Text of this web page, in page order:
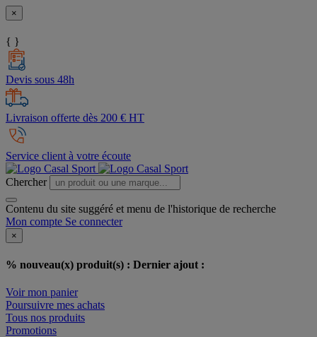
×
{ }
Devis sous 48h
Livraison offerte dès 200 € HT
Service client à votre écoute
Chercher
Contenu du site suggéré et menu de l'historique de recherche
Mon compte Se connecter
×
% nouveau(x) produit(s) : Dernier ajout :
Voir mon panier
Poursuivre mes achats
Tous nos produits
Promotions